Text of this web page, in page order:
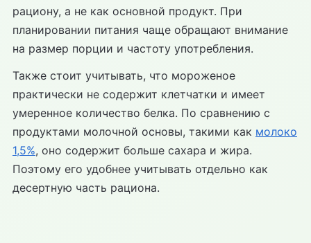
рациону, а не как основной продукт. При
планировании питания чаще обращают внимание
на размер порции и частоту употребления.
Также стоит учитывать, что мороженое
практически не содержит клетчатки и имеет
умеренное количество белка. По сравнению с
продуктами молочной основы, такими как молоко
1,5%, оно содержит больше сахара и жира.
Поэтому его удобнее учитывать отдельно как
десертную часть рациона.